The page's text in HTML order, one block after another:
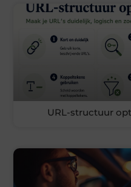
URL-structuur